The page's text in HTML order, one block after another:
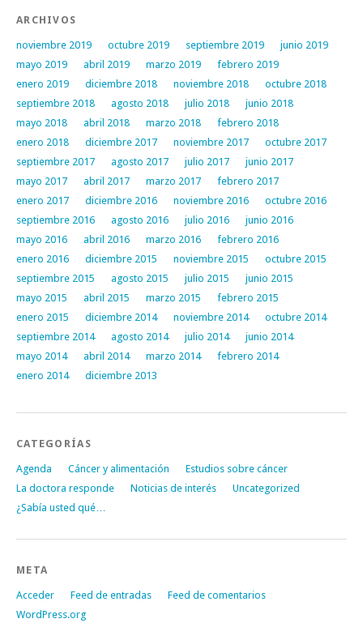
ARCHIVOS
noviembre 2019 octubre 2019 septiembre 2019
junio 2019
mayo 2019
abril 2019 marzo 2019
febrero 2019
enero 2019
diciembre 2018 noviembre 2018
octubre 2018
septiembre 2018
agosto 2018 julio 2018
junio 2018
mayo 2018
abril 2018 marzo 2018
febrero 2018
enero 2018
diciembre 2017 noviembre 2017
octubre 2017
septiembre 2017
agosto 2017 julio 2017
junio 2017
mayo 2017
abril 2017 marzo 2017
febrero 2017
enero 2017
diciembre 2016 noviembre 2016
octubre 2016
septiembre 2016
agosto 2016 julio 2016
junio 2016
mayo 2016
abril 2016 marzo 2016
febrero 2016
enero 2016
diciembre 2015 noviembre 2015
octubre 2015
septiembre 2015
agosto 2015 julio 2015
junio 2015
mayo 2015
abril 2015 marzo 2015
febrero 2015
enero 2015
diciembre 2014 noviembre 2014
octubre 2014
septiembre 2014
agosto 2014 julio 2014
junio 2014
mayo 2014
abril 2014 marzo 2014
febrero 2014
enero 2014
diciembre 2013
CATEGORÍAS
Agenda Cáncer y alimentación
Estudios sobre cáncer
La doctora responde
Noticias de interés
Uncategorized
¿Sabía usted qué…
META
Acceder Feed de entradas
Feed de comentarios
WordPress.org